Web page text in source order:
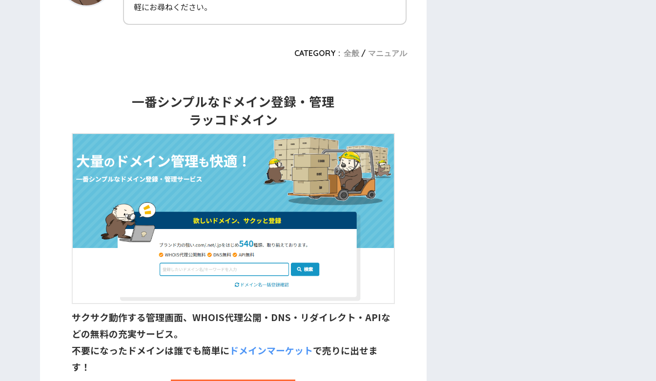
軽にお尋ねください。
CATEGORY : 全般 マニュアル
一番シンプルなドメイン登録・管理
ラッコドメイン
サクサク動作する管理画面、WHOIS代理公開・DNS・リダイレクト・APIな
どの無料の充実サービス。
不要になったドメインは誰でも簡単に ドメインマーケットで売りに出せま
す！